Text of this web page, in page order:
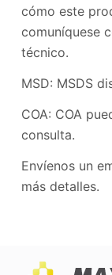
cómo este
comuníquese
técnico.
MSD: MSDS
COA: COA
consulta.
Envíenos un
más